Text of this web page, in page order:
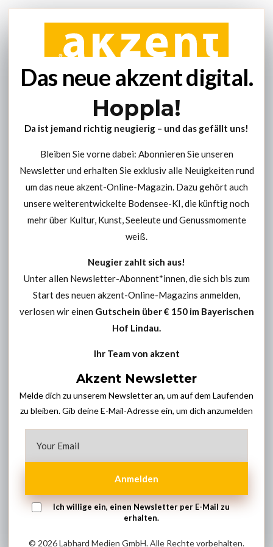
Das neue akzent digital.
Hoppla!
Da ist jemand richtig neugierig – und das gefällt uns!
Bleiben Sie vorne dabei: Abonnieren Sie unseren
Newsletter und erhalten Sie exklusiv alle Neuigkeiten rund
um das neue akzent-Online-Magazin. Dazu gehört auch
unsere weiterentwickelte Bodensee-KI, die künftig noch
mehr über Kultur, Kunst, Seeleute und Genussmomente
weiß.
Neugier zahlt sich aus!
Unter allen Newsletter-Abonnent*innen, die sich bis zum
Start des neuen akzent-Online-Magazins anmelden,
verlosen wir einen Gutschein über € 150 im Bayerischen
Hof Lindau.
Ihr Team von akzent
Akzent Newsletter
Melde dich zu unserem Newsletter an, um auf dem Laufenden
zu bleiben. Gib deine E-Mail-Adresse ein, um dich anzumelden
Ich willige ein, einen Newsletter per E-Mail zu
erhalten.
Anmelden
© 2026 Labhard Medien GmbH. Alle Rechte vorbehalten.